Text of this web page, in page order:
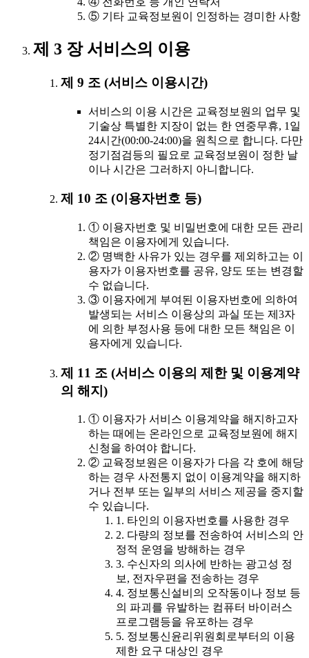
⑤ 기타 교육정보원이 인정하는 경미한 사항
제 3 장 서비스의 이용
제 9 조 (서비스 이용시간)
서비스의 이용 시간은 교육정보원의 업무 및
기술상 특별한 지장이 없는 한 연중무휴, 1일
24시간(00:00-24:00)을 원칙으로 합니다. 다만
정기점검등의 필요로 교육정보원이 정한 날
이나 시간은 그러하지 아니합니다.
제 10 조 (이용자번호 등)
① 이용자번호 및 비밀번호에 대한 모든 관리
책임은 이용자에게 있습니다.
② 명백한 사유가 있는 경우를 제외하고는 이
용자가 이용자번호를 공유, 양도 또는 변경할
수 없습니다.
③ 이용자에게 부여된 이용자번호에 의하여
발생되는 서비스 이용상의 과실 또는 제3자
에 의한 부정사용 등에 대한 모든 책임은 이
용자에게 있습니다.
제 11 조 (서비스 이용의 제한 및 이용계약
의 해지)
① 이용자가 서비스 이용계약을 해지하고자
하는 때에는 온라인으로 교육정보원에 해지
신청을 하여야 합니다.
② 교육정보원은 이용자가 다음 각 호에 해당
하는 경우 사전통지 없이 이용계약을 해지하
거나 전부 또는 일부의 서비스 제공을 중지할
수 있습니다.
1. 타인의 이용자번호를 사용한 경우
2. 다량의 정보를 전송하여 서비스의 안
정적 운영을 방해하는 경우
3. 수신자의 의사에 반하는 광고성 정
보, 전자우편을 전송하는 경우
4. 정보통신설비의 오작동이나 정보 등
의 파괴를 유발하는 컴퓨터 바이러스
프로그램등을 유포하는 경우
5. 정보통신윤리위원회로부터의 이용
제한 요구 대상인 경우